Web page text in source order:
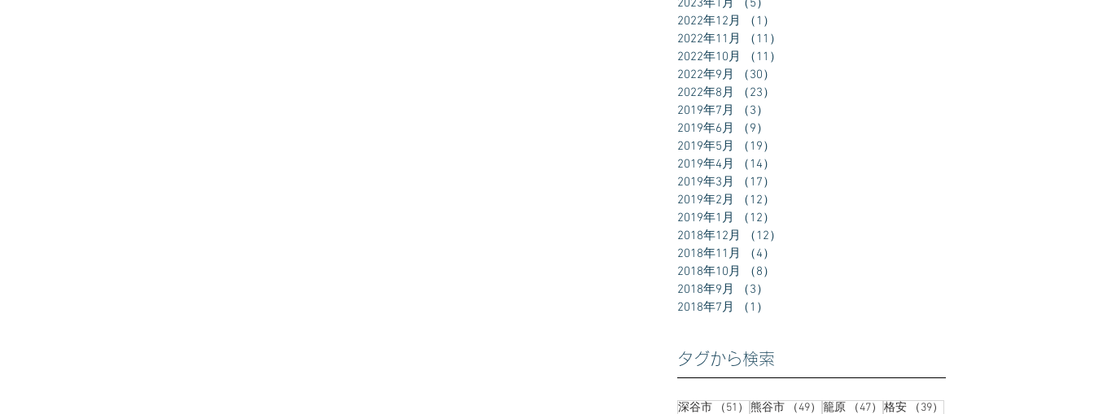
2023年1月
（5）
2022年12月
（1）
2022年11月
（11）
2022年10月
（11）
2022年9月
（30）
2022年8月
（23）
2019年7月
（3）
2019年6月
（9）
2019年5月
（19）
2019年4月
（14）
2019年3月
（17）
2019年2月
（12）
2019年1月
（12）
2018年12月
（12）
2018年11月
（4）
2018年10月
（8）
2018年9月
（3）
2018年7月
（1）
タグから検索
深谷市 （51） 51件の記事
熊谷市 （49） 49件の記事
籠原 （47） 47件の記事
格安 （39）